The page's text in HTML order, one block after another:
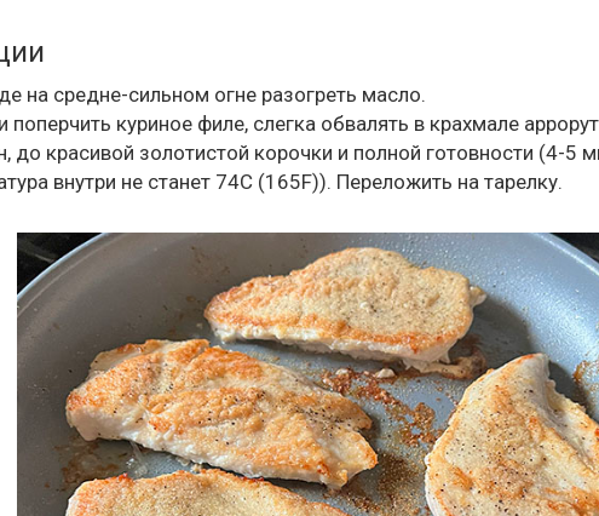
на средне-сильном огне разогреть масло.
поперчить куриное филе, слегка обвалять в крахмале
до красивой золотистой корочки и полной готовности (4-5
внутри не станет 74C (165F)). Переложить на тарелку.